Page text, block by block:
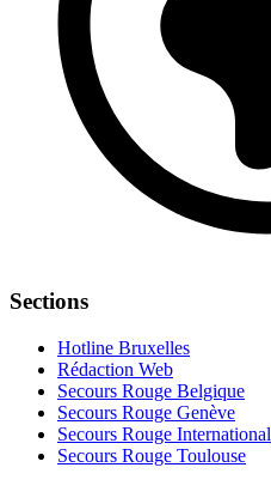
Sections
Hotline Bruxelles
Rédaction Web
Secours Rouge Belgique
Secours Rouge Genève
Secours Rouge International
Secours Rouge Toulouse